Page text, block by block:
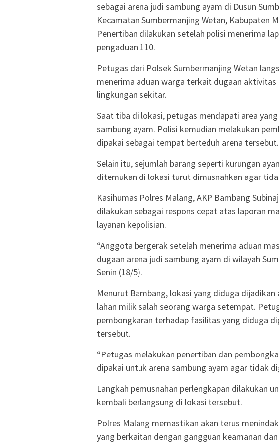
sebagai arena judi sambung ayam di Dusun
Kecamatan Sumbermanjing Wetan, Kabupaten
Penertiban dilakukan setelah polisi menerima
pengaduan 110.
Petugas dari Polsek Sumbermanjing Wetan
menerima aduan warga terkait dugaan aktivitas
lingkungan sekitar.
Saat tiba di lokasi, petugas mendapati area
sambung ayam. Polisi kemudian melakukan
dipakai sebagai tempat berteduh arena tersebut.
Selain itu, sejumlah barang seperti kurungan
ditemukan di lokasi turut dimusnahkan agar
Kasihumas Polres Malang, AKP Bambang
dilakukan sebagai respons cepat atas laporan
layanan kepolisian.
“Anggota bergerak setelah menerima aduan
dugaan arena judi sambung ayam di wilayah
Senin (18/5).
Menurut Bambang, lokasi yang diduga
lahan milik salah seorang warga setempat.
pembongkaran terhadap fasilitas yang diduga
tersebut.
“Petugas melakukan penertiban dan
dipakai untuk arena sambung ayam agar tidak
Langkah pemusnahan perlengkapan dilakukan
kembali berlangsung di lokasi tersebut.
Polres Malang memastikan akan terus
yang berkaitan dengan gangguan keamanan